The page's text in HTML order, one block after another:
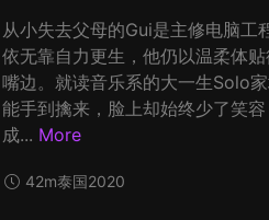
从小失去父母的Gui是主修电脑工
依无靠自力更生，他仍以温柔体
嘴边。就读音乐系的大一生Solo
能手到擒来，脸上却始终少了笑
成... More
42m泰国2020